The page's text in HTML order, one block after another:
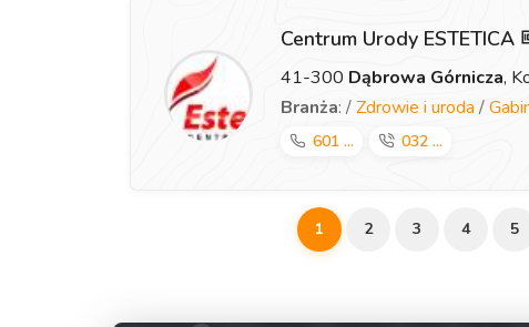
Centrum Urody ESTETICA
41-300 Dąbrowa Górnicza,
Branża: /Zdrowie i uroda /
601 ... 032 ...
1 2 3 4 5